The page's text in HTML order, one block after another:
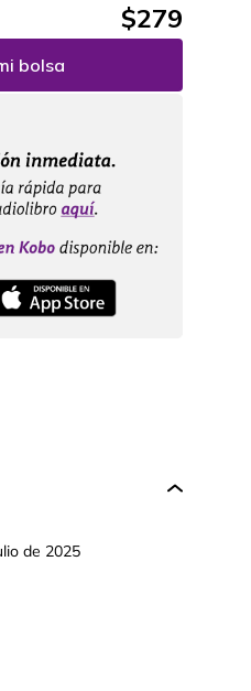
$279
bolsa
de 2025